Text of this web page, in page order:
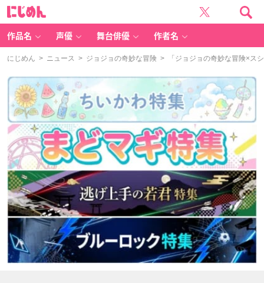
作品名 声優 舞台俳優 作者名
にじめん > ニュース > ジョジョの奇妙な冒険 > 「ジョジョの奇妙な冒険×ス